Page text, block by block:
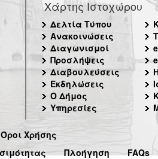
Χάρτης Ιστοχώρου
Δελτία Τύπου
Ανακοινώσεις
Διαγωνισμοί
Προσλήψεις
Διαβουλεύσεις
Εκδηλώσεις
Ο Δήμος
Υπηρεσίες
Όροι Χρήσης
Πλοήγηση FAQs